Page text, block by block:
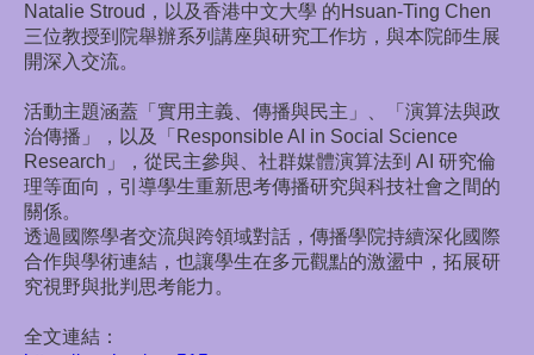
Natalie Stroud，以及香港中文大學 的Hsuan-Ting Chen
三位教授到院舉辦系列講座與研究工作坊，與本院師生展
開深入交流。
活動主題涵蓋「實用主義、傳播與民主」、「演算法與政
治傳播」，以及「Responsible AI in Social Science
Research」，從民主參與、社群媒體演算法到 AI 研究倫
理等面向，引導學生重新思考傳播研究與科技社會之間的
關係。
透過國際學者交流與跨領域對話，傳播學院持續深化國際
合作與學術連結，也讓學生在多元觀點的激盪中，拓展研
究視野與批判思考能力。
全文連結：